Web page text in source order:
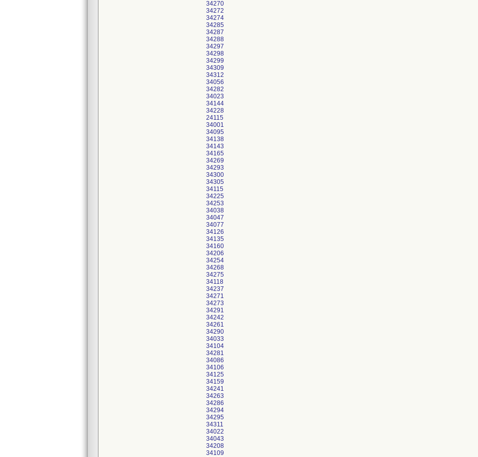
34270
34272
34274
34285
34287
34288
34297
34298
34299
34309
34312
34056
34282
34023
34144
34228
24115
34001
34095
34138
34143
34165
34269
34293
34300
34305
34115
34225
34253
34038
34047
34077
34126
34135
34160
34206
34254
34268
34275
34118
34237
34271
34273
34291
34242
34261
34290
34033
34104
34281
34086
34106
34125
34159
34241
34263
34286
34294
34295
34311
34022
34043
34208
34109